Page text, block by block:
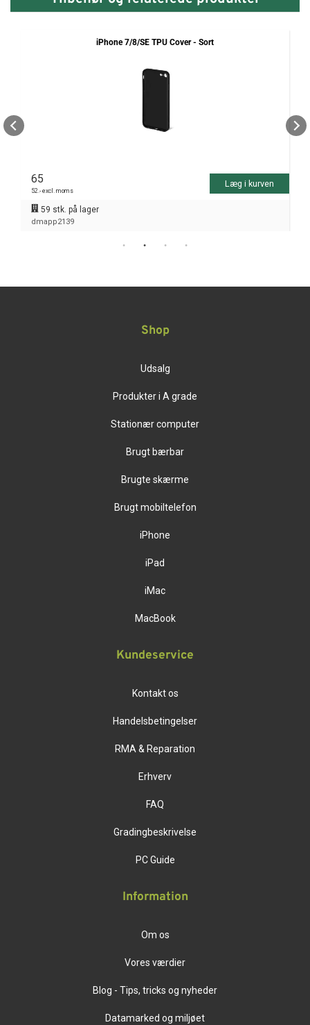
iPhone 7/8/SE TPU Cover - Sort
65
52.- excl. moms
Læg i kurven
59 stk. på lager
dmapp2139
Shop
Udsalg
Produkter i A grade
Stationær computer
Brugt bærbar
Brugte skærme
Brugt mobiltelefon
iPhone
iPad
iMac
MacBook
Kundeservice
Kontakt os
Handelsbetingelser
RMA & Reparation
Erhverv
FAQ
Gradingbeskrivelse
PC Guide
Information
Om os
Vores værdier
Blog - Tips, tricks og nyheder
Datamarked og miljøet